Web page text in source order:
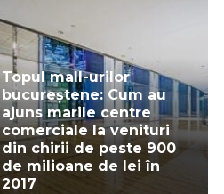
Topul mall-urilor
bucureștene: Cum au
ajuns marile centre
comerciale la venituri
din chirii de peste 900
de milioane de lei în
2017